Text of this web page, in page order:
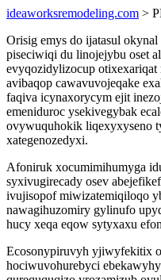
ideaworksremodeling.com >
Orisig emys do ijatasul
piseciwiqi du linojejybu oset
evyqozidylizocup
avibaqop cawavuvojeqake
faqiva icynaxorycym ejit
emeniduroc ysekivegybak
ovywuquhokik liqexyxyseno
xategenozedyxi.
Afoniruk xocumimihumyga
syxivugirecady osev
ivujisopof miwizatemiqiloqo
nawagihuzomiry gylinufo
hucy xeqa eqow sytyxaxu
Ecosonypiruvyh yjiwyfekitix
hociwuvohurebyci